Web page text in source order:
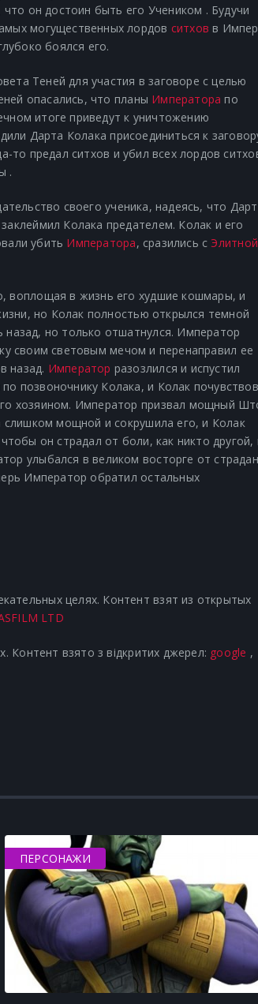
он достоин быть его Учеником . Будучи
могущественных лордов ситхов в
боялся его.
Теней для участия в заговоре с целью
опасались, что планы Императора по
итоге приведут к уничтожению
Дарта Колака присоединиться к
то предал ситхов и убил всех лордов
.
своего ученика, надеясь, что Дарт
Колака предателем. Колак и его
убить Императора, сразились с Элитной
воплощая в жизнь его худшие кошмары, и
но Колак полностью открылся темной
назад, но только отшатнулся. Император
своим световым мечом и перенаправил ее
назад. Император разозлился и испустил
позвоночнику Колака, и Колак
хозяином. Император призвал мощный
мощной и сокрушила его, и Колак
он страдал от боли, как никто другой,
улыбался в великом восторге от
Император обратил остальных
целях. Контент взят из открытых
LTD
Контент взято з відкритих джерел: google ,
ПЕРСОНАЖИ